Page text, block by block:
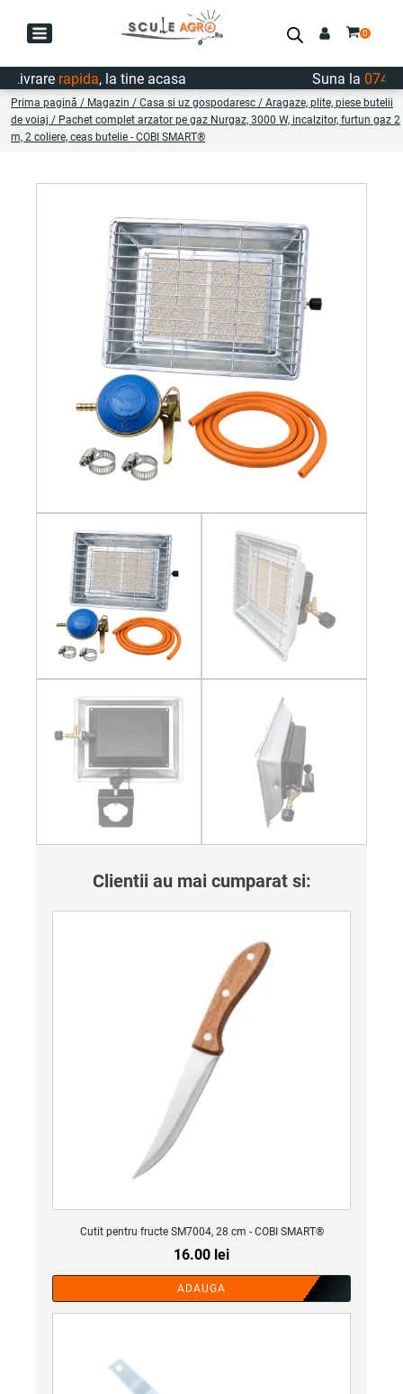
rapida, la tine acasa Suna la
Prima pagină / Magazin / Casa si uz gospodaresc / Aragaze, plite, piese butelii
de voiaj / Pachet complet arzator pe gaz Nurgaz, 3000 W, incalzitor, furtun gaz 2
m, 2 coliere, ceas butelie - COBI SMART®
Clientii au mai cumparat si:
Cutit pentru fructe SM7004, 28 cm - COBI SMART®
16.00 lei
ADAUGA